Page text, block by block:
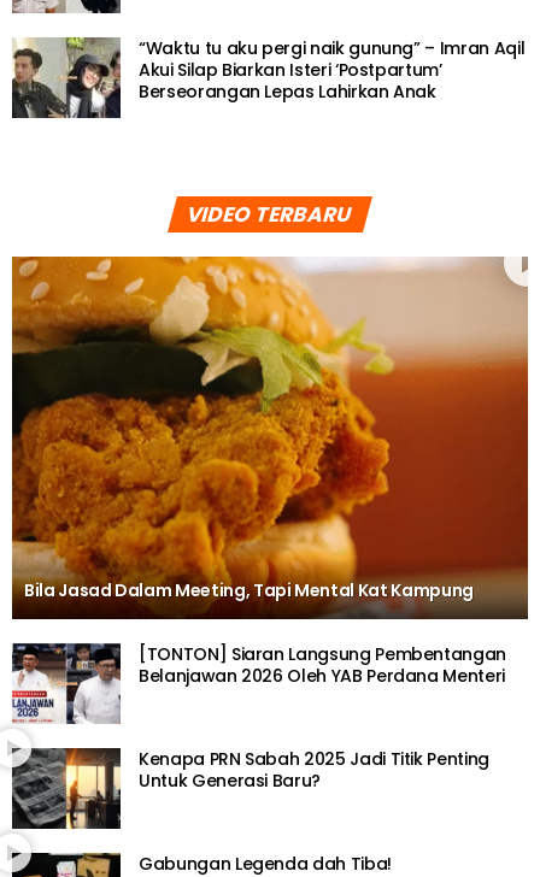
“Waktu tu aku pergi naik gunung” – Imran Aqil
Akui Silap Biarkan Isteri ‘Postpartum’
Berseorangan Lepas Lahirkan Anak
VIDEO TERBARU
Bila Jasad Dalam Meeting, Tapi Mental Kat Kampung
[TONTON] Siaran Langsung Pembentangan
Belanjawan 2026 Oleh YAB Perdana Menteri
Kenapa PRN Sabah 2025 Jadi Titik Penting
Untuk Generasi Baru?
Gabungan Legenda dah Tiba!